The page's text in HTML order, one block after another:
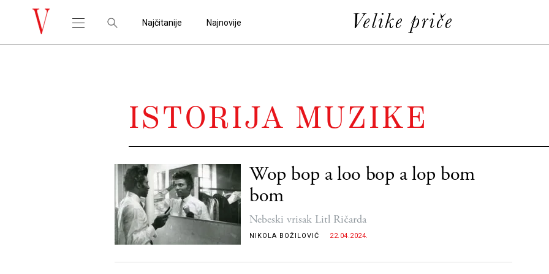
Najčitanije Najnovije
ISTORIJA MUZIKE
Wop bop a loo bop a lop bom
bom
Nebeski vrisak Litl Ričarda
NIKOLA BOŽILOVIĆ 22.04.2024.